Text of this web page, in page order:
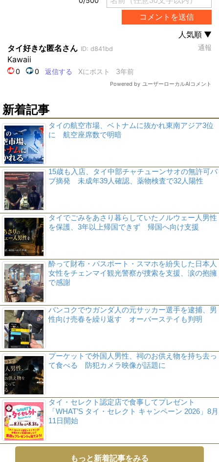
新着記事
タイの航空市場、ベトナムに抜かれ東南アジア3位
に 航空座席数で明暗
15歳も入店、タイ中部チャチューンサオの無許可パ
ブ摘発 未成年39人確認、薬物検査で32人陽性
タイでごみをあさり暮らしていたノルウェー人男性
を保護、3年以上帰国できず 帰国へ向け支援
酔って財布・パスポート・スマホを紛失した日本人
女性をチェンマイ観光警察が捜索を支援、涙の抱擁
で感謝
バンコクでウガンダ人の元サッカー選手を逮捕、男
性向け売春を繰り返す オーバーステイも判明
プーケットで外国人男性、祠のお供え物を持ち去っ
て食べる 防犯カメラ映像が話題に
タイ・セレクト認定店で食事してプレゼント
「WHAT’S タイ・セレクト キャンペーン 2026」8月
11日開始
もっと新着記事をみる